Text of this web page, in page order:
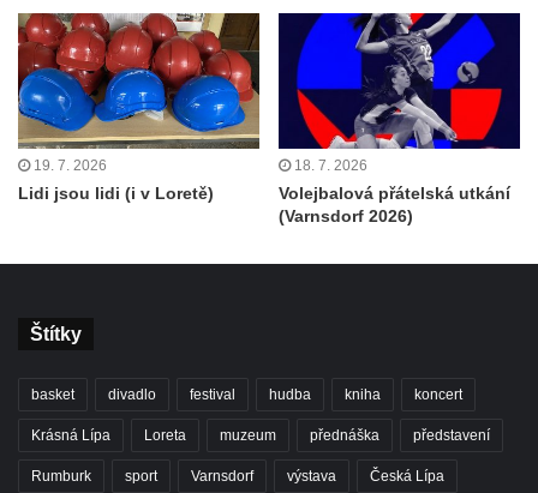
19. 7. 2026
Lidi jsou lidi (i v Loretě)
18. 7. 2026
Volejbalová přátelská utkání
(Varnsdorf 2026)
Štítky
basket divadlo festival hudba kniha koncert
Krásná Lípa Loreta muzeum přednáška představení
Rumburk sport Varnsdorf výstava Česká Lípa